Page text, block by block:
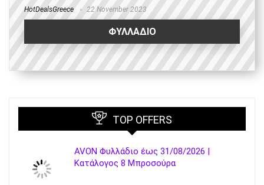
HotDealsGreece 22 November 2023
ΦΥΛΛΑΔΙΟ
TOP OFFERS
AVON Φυλλάδιο έως 31/08/2026 |
Κατάλογος 8 Μπροσούρα